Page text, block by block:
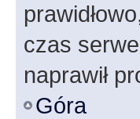
czas
naprawił
Góra